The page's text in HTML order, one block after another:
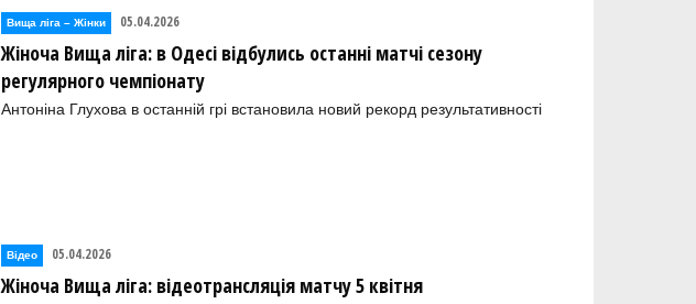
Вища лiга – Жiнки 05.04.2026
Жіноча Вища ліга: в Одесі відбулись останні матчі сезону
регулярного чемпіонату
Антоніна Глухова в останній грі встановила новий рекорд результативності
Відео 05.04.2026
Жіноча Вища ліга: відеотрансляція матчу 5 квітня